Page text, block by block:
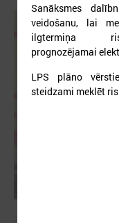
Sanāksmes
veidošanu, lai
ilgtermiņa
prognozējamai
LPS plāno
steidzami meklēt